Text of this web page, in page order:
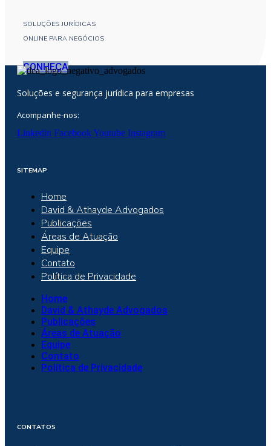
SOLUÇÕES JURÍDICAS
ONLINE PARA NEGÓCIOS
CONHEÇA
Soluções e segurança jurídica para empresas
Acompanhe-nos:
Linkedin FacebookYoutube Instagram
SITEMAP
Home
David & Athayde Advogados
Publicações
Áreas de Atuação
Equipe
Contato
Política de Privacidade
Home
David & Athayde Advogados
Publicações
Áreas de Atuação
Equipe
Contato
Política de Privacidade
CONTATOS